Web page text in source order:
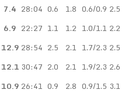
7.4 28:04 0.6 1.8 0.6/0.9 2.5
6.9 22:27 1.1 1.2 1.0/1.1 2.2
12.9 28:54 2.5 2.1 1.7/2.3 2.5
12.1 30:47 2.0 2.1 1.9/2.3 2.6
10.9 26:41 0.9 2.8 0.9/1.5 3.1